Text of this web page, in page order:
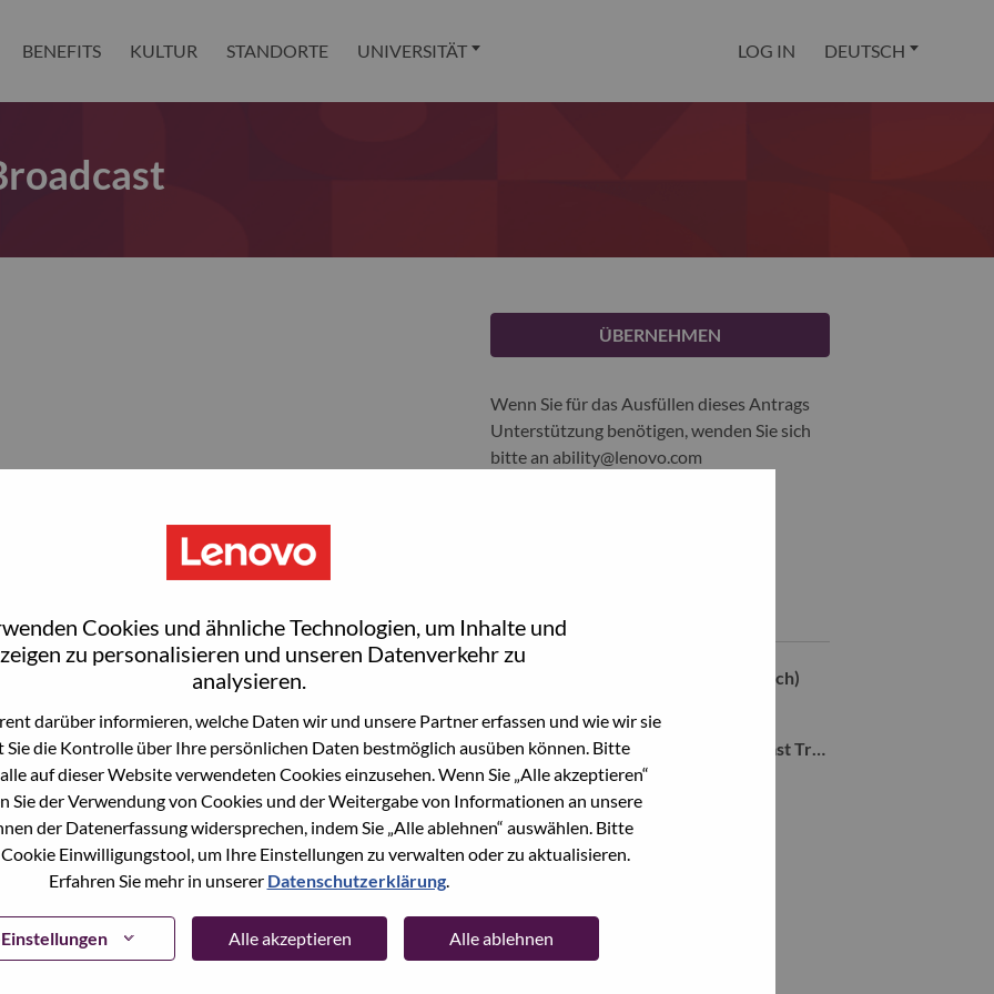
Cookies und ähnliche Technologien, um Inhalte und
zu personalisieren und unseren Datenverkehr zu
analysieren.
darüber informieren, welche Daten wir und unsere Partner erfassen und wie wir sie
Sie die Kontrolle über Ihre persönlichen Daten bestmöglich ausüben können. Bitte
auf dieser Website verwendeten Cookies einzusehen. Wenn Sie „Alle akzeptieren“
Sie der Verwendung von Cookies und der Weitergabe von Informationen an unsere
der Datenerfassung widersprechen, indem Sie „Alle ablehnen“ auswählen. Bitte
Cookie Einwilligungstool, um Ihre Einstellungen zu verwalten oder zu aktualisieren.
Erfahren Sie mehr in unserer Datenschutzerklärung.
Alle akzeptieren Alle ablehnen
BENEFITS KULTUR STANDORTE UNIVERSITÄT LOG IN DEUTSCH
what we do. We WOW our customers.
powerhouse, ranked #153 in the Fortune Global
in 180 markets. Focused on a bold vision to deliver
its success as the world’s largest PC company with a full-
optimized devices (PCs, workstations, smartphones,
performance computing and software defined
Lenovo’s continued investment in world-changing
and smarter future for everyone, everywhere.
under Lenovo Group Limited (HKSE: 992) (ADR:
ÜBERNEHMEN
Wenn Sie für das Ausfüllen dieses Antrags
Unterstützung benötigen, wenden Sie sich
bitte an ability@lenovo.com
ATO (Broadcast Systems & Media Tech)
Assistant Technical Officer (Broadcast Transmission)
Hong Kong, Hongkong,
Alle anzeigen